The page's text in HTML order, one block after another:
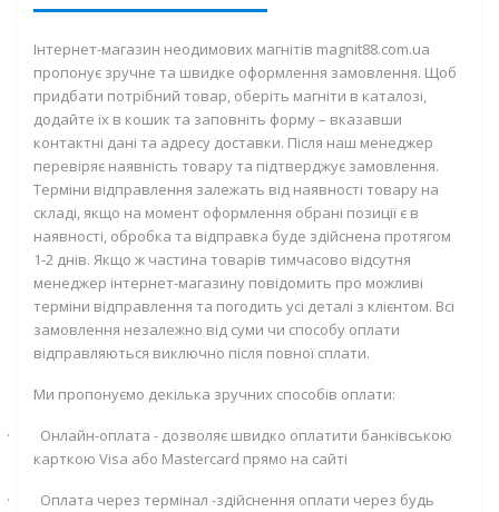
Інтернет-магазин неодимових магнітів magnit88.com.ua
пропонує зручне та швидке оформлення замовлення. Щоб
придбати потрібний товар, оберіть магніти в каталозі,
додайте їх в кошик та заповніть форму – вказавши
контактні дані та адресу доставки. Після наш менеджер
перевіряє наявність товару та підтверджує замовлення.
Терміни відправлення залежать від наявності товару на
складі, якщо на момент оформлення обрані позиції є в
наявності, обробка та відправка буде здійснена протягом
1-2 днів. Якщо ж частина товарів тимчасово відсутня
менеджер інтернет-магазину повідомить про можливі
терміни відправлення та погодить усі деталі з клієнтом. Всі
замовлення незалежно від суми чи способу оплати
відправляються виключно після повної сплати.
Ми пропонуємо декілька зручних способів оплати:
·
Онлайн-оплата - дозволяє швидко оплатити банківською
карткою Visa або Mastercard прямо на сайті
·
Оплата через термінал -здійснення оплати через будь